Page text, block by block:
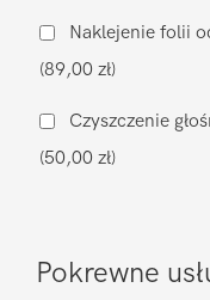
zamiennik
Asus
Zenfone
8
Naklejenie folii
(89,00 zł)
Czyszczenie
(50,00 zł)
Pokrewne